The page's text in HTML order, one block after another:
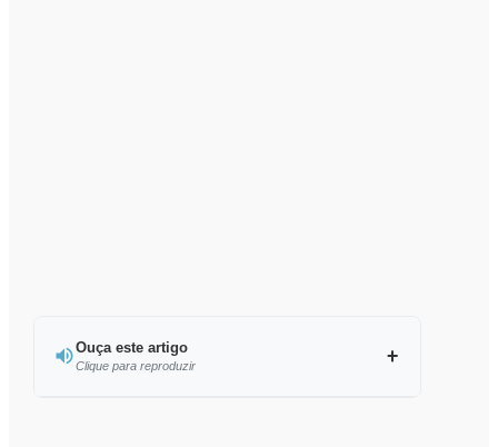
Ouça este artigo
Clique para reproduzir